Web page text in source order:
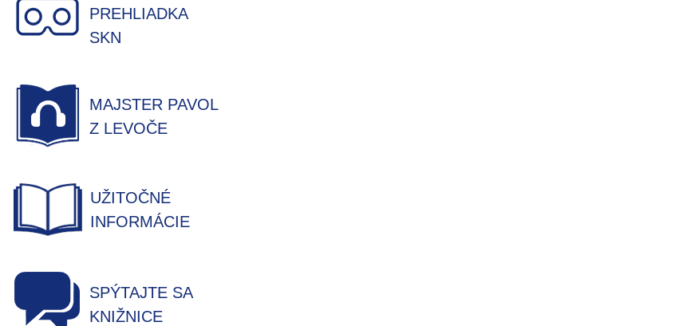
PREHLIADKA
SKN
MAJSTER PAVOL
Z LEVOČE
UŽITOČNÉ
INFORMÁCIE
SPÝTAJTE SA
KNIŽNICE